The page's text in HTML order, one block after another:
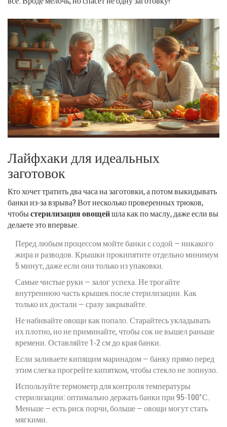
Лайфхаки для идеальных
заготовок
Кто хочет тратить два часа на заготовки, а потом выкидывать
банки из-за взрыва? Вот несколько проверенных трюков,
чтобыстерилизация овощейшла как по маслу, даже если вы
делаете это впервые.
Перед любым процессом мойте банки с содой — никакого
жира и разводов. Крышки прокипятите отдельно минимум
5 минут, даже если они только из упаковки.
Самые чистые руки — залог успеха. Не трогайте
внутреннюю часть крышек после стерилизации. Как
только их достали — сразу закрывайте.
Не набивайте овощи как попало. Старайтесь укладывать
их плотно, но не приминайте, чтобы сок не вышел раньше
времени. Оставляйте 1-2 см до края банки.
Если заливаете кипящим маринадом — банку прямо перед
этим слегка прогрейте кипятком, чтобы стекло не лопнуло.
Используйте термометр для контроля температуры
стерилизации: оптимально держать банки при 95-100°С.
Меньше — есть риск порчи, больше — овощи могут стать
мягкими.